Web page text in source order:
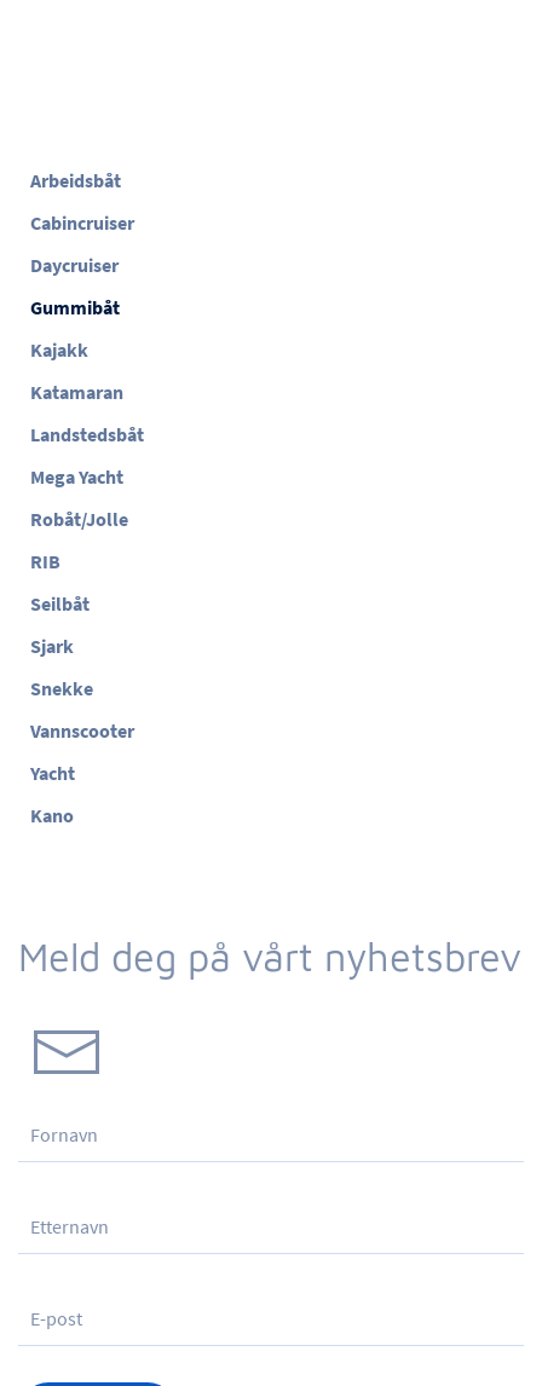
Arbeidsbåt
Cabincruiser
Daycruiser
Gummibåt
Kajakk
Katamaran
Landstedsbåt
Mega Yacht
Robåt/Jolle
RIB
Seilbåt
Sjark
Snekke
Vannscooter
Yacht
Kano
Meld deg på vårt nyhetsbrev